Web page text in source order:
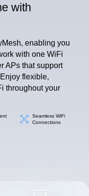
with
enabling you
with one WiFi
APs that support
flexible,
throughout your
Seamless WiFi
Connections